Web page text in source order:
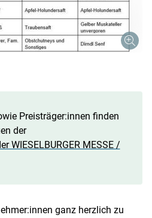
Preisträger:innen finden
der
WIESELBURGER MESSE /
ganz herzlich zu